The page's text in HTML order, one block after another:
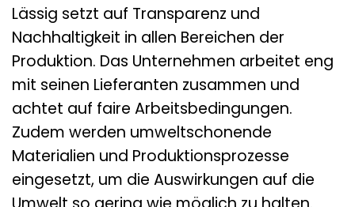
Lässig setzt auf Transparenz und
Nachhaltigkeit in allen Bereichen der
Produktion. Das Unternehmen arbeitet eng
mit seinen Lieferanten zusammen und
achtet auf faire Arbeitsbedingungen.
Zudem werden umweltschonende
Materialien und Produktionsprozesse
eingesetzt, um die Auswirkungen auf die